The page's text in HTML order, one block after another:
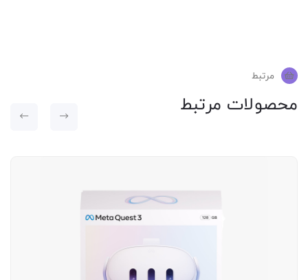
مرتبط
محصولات مرتبط